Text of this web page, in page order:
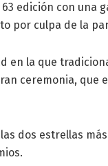
edición con una
por culpa de la
en la que
ceremonia, que
dos estrellas